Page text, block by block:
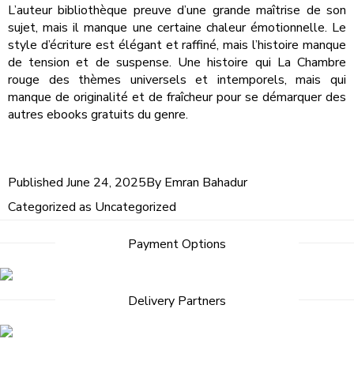
L’auteur bibliothèque preuve d’une grande maîtrise de son
sujet, mais il manque une certaine chaleur émotionnelle. Le
style d’écriture est élégant et raffiné, mais l’histoire manque
de tension et de suspense. Une histoire qui La Chambre
rouge des thèmes universels et intemporels, mais qui
manque de originalité et de fraîcheur pour se démarquer des
autres ebooks gratuits du genre.
Published June 24, 2025By Emran Bahadur
Categorized as Uncategorized
Payment Options
Delivery Partners